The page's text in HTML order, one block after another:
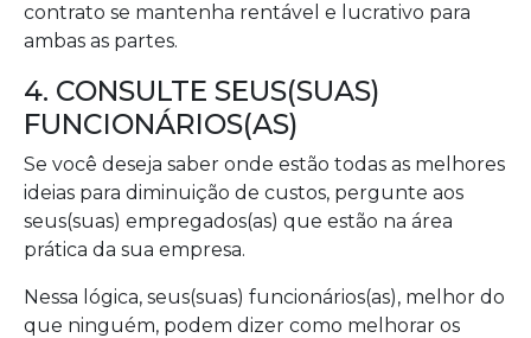
contrato se mantenha rentável e lucrativo para
ambas as partes.
4. CONSULTE SEUS(SUAS)
FUNCIONÁRIOS(AS)
Se você deseja saber onde estão todas as melhores
ideias para diminuição de custos, pergunte aos
seus(suas) empregados(as) que estão na área
prática da sua empresa.
Nessa lógica, seus(suas) funcionários(as), melhor do
que ninguém, podem dizer como melhorar os